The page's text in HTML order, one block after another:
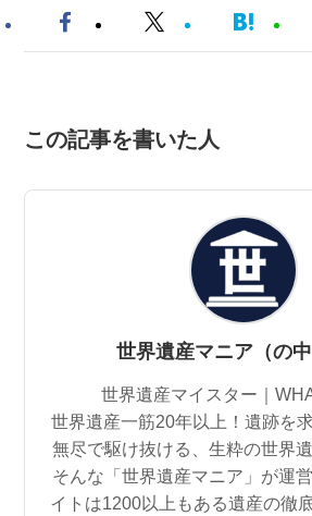
この記事を書いた人
世界遺産マニア（の中
世界遺産マイスター｜
世界遺産一筋20年以上！遺跡を
無尽で駆け抜ける、生粋の世界
そんな「世界遺産マニア」が運
イトは1200以上もある遺産の徹